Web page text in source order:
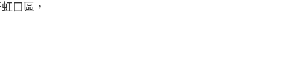
口區，